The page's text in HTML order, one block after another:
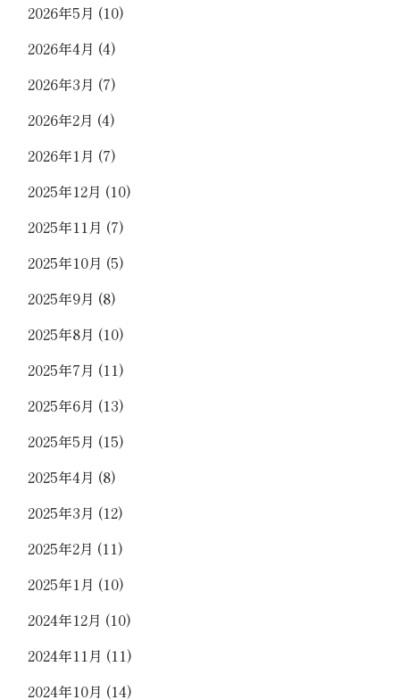
2026年5月 (10)
2026年4月 (4)
2026年3月 (7)
2026年2月 (4)
2026年1月 (7)
2025年12月 (10)
2025年11月 (7)
2025年10月 (5)
2025年9月 (8)
2025年8月 (10)
2025年7月 (11)
2025年6月 (13)
2025年5月 (15)
2025年4月 (8)
2025年3月 (12)
2025年2月 (11)
2025年1月 (10)
2024年12月 (10)
2024年11月 (11)
2024年10月 (14)